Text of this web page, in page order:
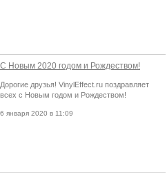
С Новым 2020 годом и Рождеством!
Дорогие друзья! VinylEffect.ru поздравляет
всех с Новым годом и Рождеством!
6 января 2020 в 11:09